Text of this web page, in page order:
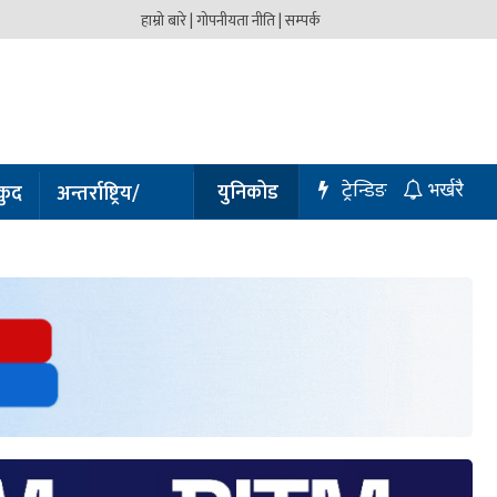
हाम्रो बारे |गोपनीयता नीति |सम्पर्क
अन्तर्राष्ट्रिय/
प्रबास
युनिकोड भर्खरै
ट्रेन्डिङ